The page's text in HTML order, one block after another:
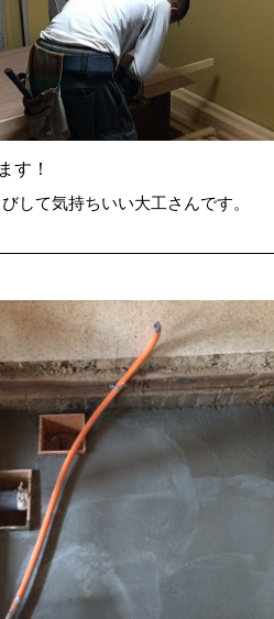
す！
して気持ちいい大工さんです。